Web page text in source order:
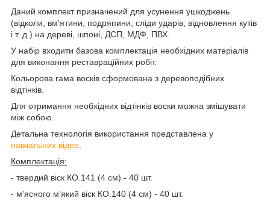
Даний комплект призначений для усунення ушкоджень
(відколи, вм'ятини, подряпини, сліди ударів, відновлення кутів
і т. д.) на дереві, шпоні, ДСП, МДФ, ПВХ.
У набір входити базова комплектація необхідних матеріалів
для виконання реставраційних робіт.
Кольорова гама восків сформована з деревоподібних
відтінків.
Для отримання необхідних відтінків воски можна змішувати
між собою.
Детальна технологія використання представлена у
навчальних відео
Комплектація:
- твердий віск КО.141 (4 см) - 40 шт.
- м'ясного м'який віск КО.140 (4 см) - 40 шт.